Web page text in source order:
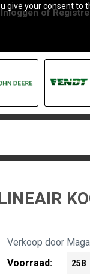
give your consent to
Inloggenof
Verkoop door
Voorraad:
258